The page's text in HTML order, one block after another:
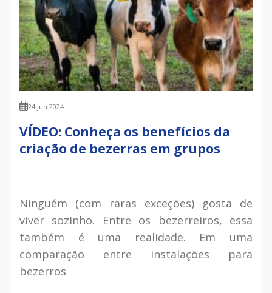
24 jun 2024
VÍDEO: Conheça os benefícios da
criação de bezerras em grupos
Ninguém (com raras exceções) gosta de
viver sozinho. Entre os bezerreiros, essa
também é uma realidade. Em uma
comparação entre instalações para
bezerros